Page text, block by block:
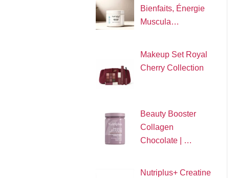
Bienfaits, Énergie
Muscula…
Makeup Set Royal
Cherry Collection
Beauty Booster
Collagen
Chocolate | …
Nutriplus+ Creatine